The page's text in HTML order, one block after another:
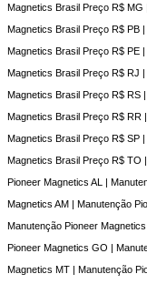
Magnetics Brasil Preço R$ MG
Magnetics Brasil Preço R$ PB
Magnetics Brasil Preço R$ PE
Magnetics Brasil Preço R$ RJ
Magnetics Brasil Preço R$ RS
Magnetics Brasil Preço R$ RR
Magnetics Brasil Preço R$ SP
Magnetics Brasil Preço R$ TO
Pioneer Magnetics AL |
Magnetics AM | Manutenção
Manutenção Pioneer
Pioneer Magnetics GO |
Magnetics MT | Manutenção